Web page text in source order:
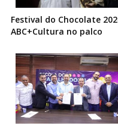
Festival do Chocolate
ABC+Cultura no palco